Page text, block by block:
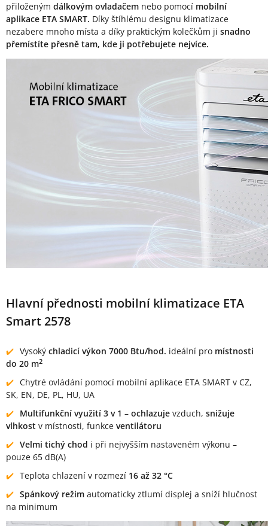
přiloženým dálkovým ovladačem nebo pomocí mobilní
aplikace ETA SMART. Díky štíhlému designu klimatizace
nezabere mnoho místa a díky praktickým kolečkům ji snadno
přemístíte přesně tam, kde ji potřebujete nejvíce.
Hlavní přednosti mobilní klimatizace ETA
Smart 2578
Vysoký chladicí výkon 7000 Btu/hod. ideální pro místnosti
do 20 m2
Chytré ovládání pomocí mobilní aplikace ETA SMART v CZ,
SK, EN, DE, PL, HU, UA
Multifunkční využití 3 v 1 – ochlazuje vzduch, snižuje
vlhkost v místnosti, funkce ventilátoru
Velmi tichý chod i při nejvyšším nastaveném výkonu –
pouze 65 dB(A)
Teplota chlazení v rozmezí 16 až 32 °C
Spánkový režim automaticky ztlumí displej a sníží hlučnost
na minimum